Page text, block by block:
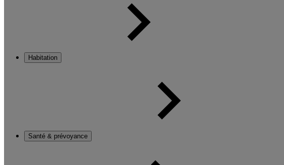
Habitation
Santé & prévoyance